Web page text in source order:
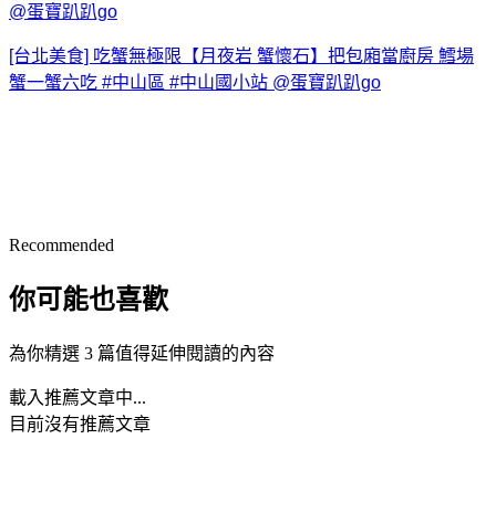
@蛋寶趴趴go
[台北美食] 吃蟹無極限【月夜岩 蟹懷石】把包廂當廚房 鱈場
蟹一蟹六吃 #中山區 #中山國小站 @蛋寶趴趴go
Recommended
你可能也喜歡
為你精選 3 篇值得延伸閱讀的內容
載入推薦文章中...
目前沒有推薦文章